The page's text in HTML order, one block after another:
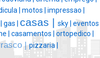
| motos | impressao |
gas | casas | sky | eventos
| casamentos | ortopedico |
|pizzaria |